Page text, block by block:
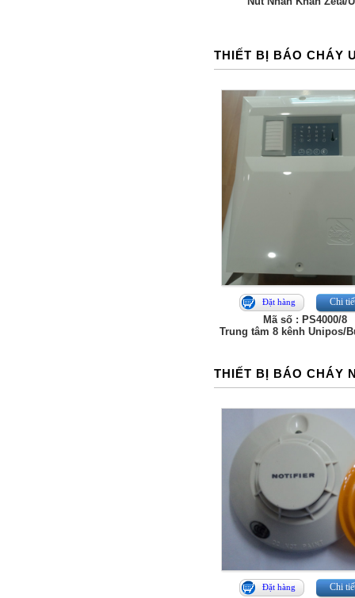
THIẾT BỊ BÁO CHÁY
Đặt hàng Chi
Mã số : PS4000/8
Trung tâm 8 kênh Unipos/
THIẾT BỊ BÁO CHÁY
Đặt hàng Chi